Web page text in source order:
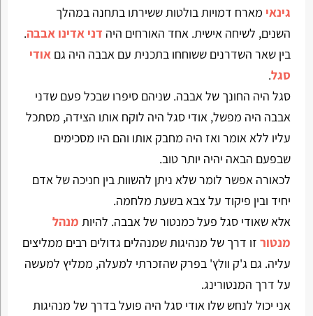
גינאי מארח דמויות בולטות ששירתו בתחנה במהלך
השנים, לשיחה אישית. אחד האורחים היה דני אדינו אבבה.
בין שאר השדרנים ששוחחו בתכנית עם אבבה היה גם אודי
סגל.
סגל היה החונך של אבבה. שניהם סיפרו שבכל פעם שדני
אבבה היה מפשל, אודי סגל היה לוקח אותו הצידה, מסתכל
עליו ללא אומר ואז היה מחבק אותו והם היו מסכימים
שבפעם הבאה יהיה יותר טוב.
לכאורה אפשר לומר שלא ניתן להשוות בין חניכה של אדם
יחיד ובין פיקוד על צבא בשעת מלחמה.
אלא שאודי סגל פעל כמנטור של אבבה. להיות מנהל
מנטורזו דרך של מנהיגות שמנהלים גדולים רבים ממליצים
עליה. גם ג'ק וולץ' בפרק שהזכרתי למעלה, ממליץ למעשה
על דרך המנטורינג.
אני יכול לנחש שלו אודי סגל היה פועל בדרך של מנהיגות